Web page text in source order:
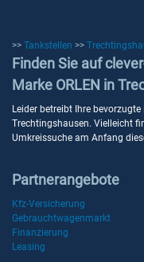
>> Tankstellen >>
Finden Sie auf
Marke ORLEN in
Leider betreibt Ihre bevorzugte
Trechtingshausen. Vielleicht
Umkreissuche am Anfang
Partnerangebote
Kfz-Versicherung
Gebrauchtwagenmarkt
Finanzierung
Leasing